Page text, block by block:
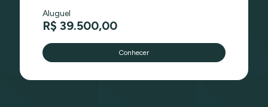
Aluguel
R$ 39.500,00
Conhecer